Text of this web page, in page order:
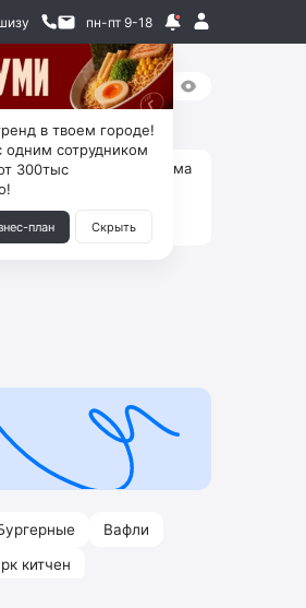
пн-пт 9-18
магазин на Авито, дома
ни склада, зато
тыс. чистыми
↓
Вафли
китчен
в твоем городе!
одним сотрудником
300тыс
план Скрыть